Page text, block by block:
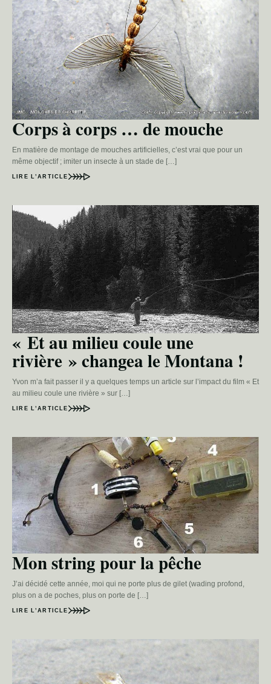
Corps à corps … de mouche
En matière de montage de mouches artificielles, c’est vrai que pour un
même objectif ; imiter un insecte à un stade de […]
LIRE L’ARTICLE
« Et au milieu coule une
rivière » changea le Montana !
Yvon m’a fait passer il y a quelques temps un article sur l’impact du film « Et
au milieu coule une rivière » sur […]
LIRE L’ARTICLE
Mon string pour la pêche
J’ai décidé cette année, moi qui ne porte plus de gilet (wading profond,
plus on a de poches, plus on porte de […]
LIRE L’ARTICLE